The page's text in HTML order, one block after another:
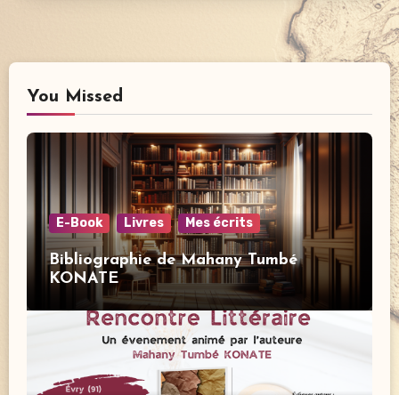
You Missed
E-Book Livres Mes écrits
Bibliographie de Mahany Tumbé
KONATE